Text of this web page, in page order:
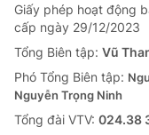
Giấy phép hoạt động
cấp ngày 29/12/2023
Tổng Biên tập: Vũ
Phó Tổng Biên tập:
Nguyễn Trọng Ninh
Tổng đài VTV: 024.38